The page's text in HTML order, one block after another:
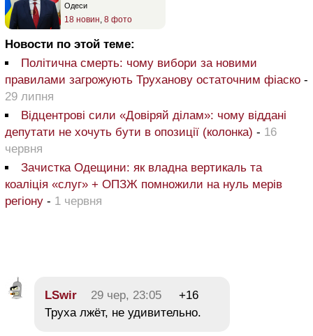
Одеси
18 новин 8 фото
Новости по этой теме:
Політична смерть: чому вибори за новими
правилами загрожують Труханову остаточним фіаско -
29 липня
Відцентрові сили «Довіряй ділам»: чому віддані
депутати не хочуть бути в опозиції (колонка) - 16
червня
Зачистка Одещини: як владна вертикаль та
коаліція «слуг» + ОПЗЖ помножили на нуль мерів
регіону - 1 червня
LSwir 29 чер, 23:05
+16
Труха лжёт, не удивительно.